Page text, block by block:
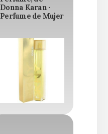
Donna Karan ·
Perfume de Mujer